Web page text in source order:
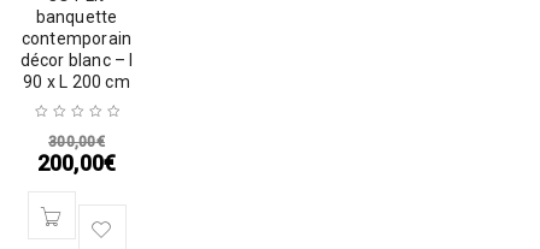
banquette
contemporain
décor blanc – l
90 x L 200 cm
300,00€
200,00€